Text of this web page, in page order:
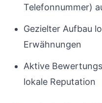
Telefonnummer)
Gezielter Aufbau
Erwähnungen
Aktive
lokale Reputation